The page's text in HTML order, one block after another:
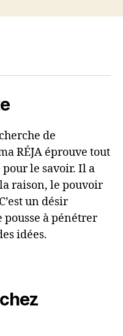
de
RÉJA éprouve tout
le savoir. Il a
raison, le pouvoir
un désir
à pénétrer
idées.